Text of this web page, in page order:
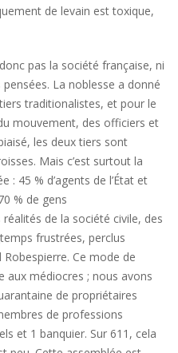
de levain est toxique,
pas la société française, ni
La noblesse a donné
traditionalistes, et pour le
mouvement, des officiers et
les deux tiers sont
Mais c’est surtout la
: 45 % d’agents de l’État et
% de gens
de la société civile, des
frustrées, perclus
Robespierre. Ce mode de
aux médiocres ; nous avons
de propriétaires
de professions
et 1 banquier. Sur 611, cela